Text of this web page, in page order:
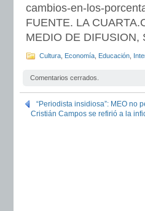
cambios-en-los-
FUENTE. LA
MEDIO DE DIFUSION,
Cultura Economía Educación
Comentarios cerrados.
“Periodista insidiosa”: MEO no
Cristián Campos se refirió a la